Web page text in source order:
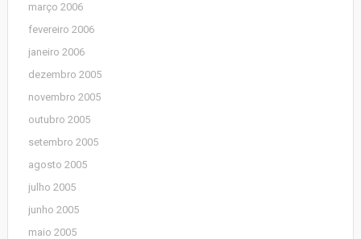
março 2006
fevereiro 2006
janeiro 2006
dezembro 2005
novembro 2005
outubro 2005
setembro 2005
agosto 2005
julho 2005
junho 2005
maio 2005